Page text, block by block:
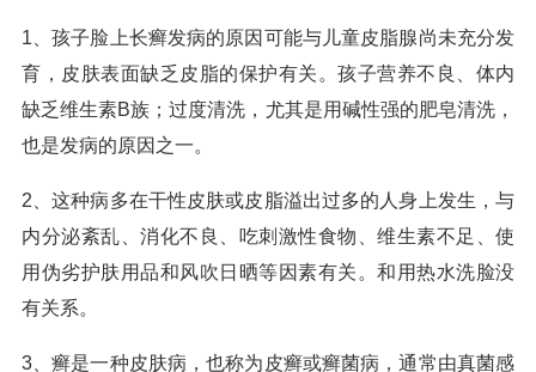
1、孩子脸上长癣发病的原因可能与儿童皮脂腺尚未充分发
育，皮肤表面缺乏皮脂的保护有关。孩子营养不良、体内
缺乏维生素B族；过度清洗，尤其是用碱性强的肥皂清洗，
也是发病的原因之一。
2、这种病多在干性皮肤或皮脂溢出过多的人身上发生，与
内分泌紊乱、消化不良、吃刺激性食物、维生素不足、使
用伪劣护肤用品和风吹日晒等因素有关。和用热水洗脸没
有关系。
3、癣是一种皮肤病，也称为皮癣或癣菌病，通常由真菌感